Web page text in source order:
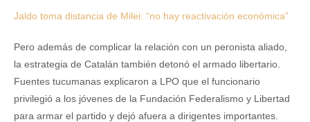
Jaldo toma distancia de Milei: “no hay reactivación económica”
Pero además de complicar la relación con un peronista aliado,
la estrategia de Catalán también detonó el armado libertario.
Fuentes tucumanas explicaron a LPO que el funcionario
privilegió a los jóvenes de la Fundación Federalismo y Libertad
para armar el partido y dejó afuera a dirigentes importantes.